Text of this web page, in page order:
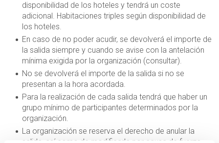
disponibilidad de los hoteles y tendrá un coste
adicional. Habitaciones triples según disponibilidad de
los hoteles.
En caso de no poder acudir, se devolverá el importe de
la salida siempre y cuando se avise con la antelación
mínima exigida por la organización (consultar).
No se devolverá el importe de la salida si no se
presentan a la hora acordada.
Para la realización de cada salida tendrá que haber un
grupo mínimo de participantes determinados por la
organización.
La organización se reserva el derecho de anular la